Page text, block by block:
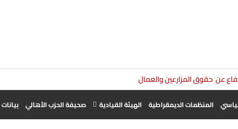
عن حقوق المزارعين والعمال الزراعيين أولوية وطنية
المنظمات الديمقراطية الهيئة القيادية صحيفة الحزب الأهالي